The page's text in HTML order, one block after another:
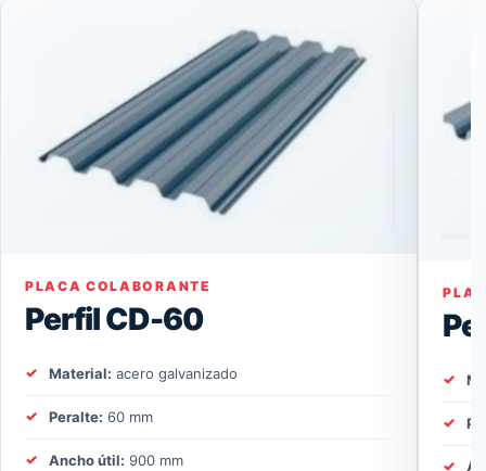
PLACA COLABORANTE
Perfil CD-60
Material: acero galvanizado
Peralte: 60 mm
Ancho útil: 900 mm